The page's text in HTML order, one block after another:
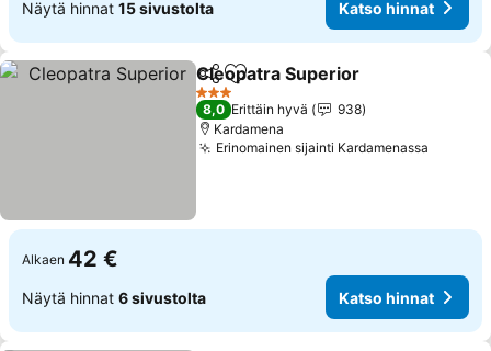
Näytä hinnat 15 sivustolta Katso hinnat
Jaa Lisää suosikkeihin
Cleopatra Superior
3 Tähtiluokitus
8,0 Erittäin hyvä
938
Kardamena
Erinomainen sijainti Kardamenassa
Alkaen 42 €
Näytä hinnat 6 sivustolta Katso hinnat